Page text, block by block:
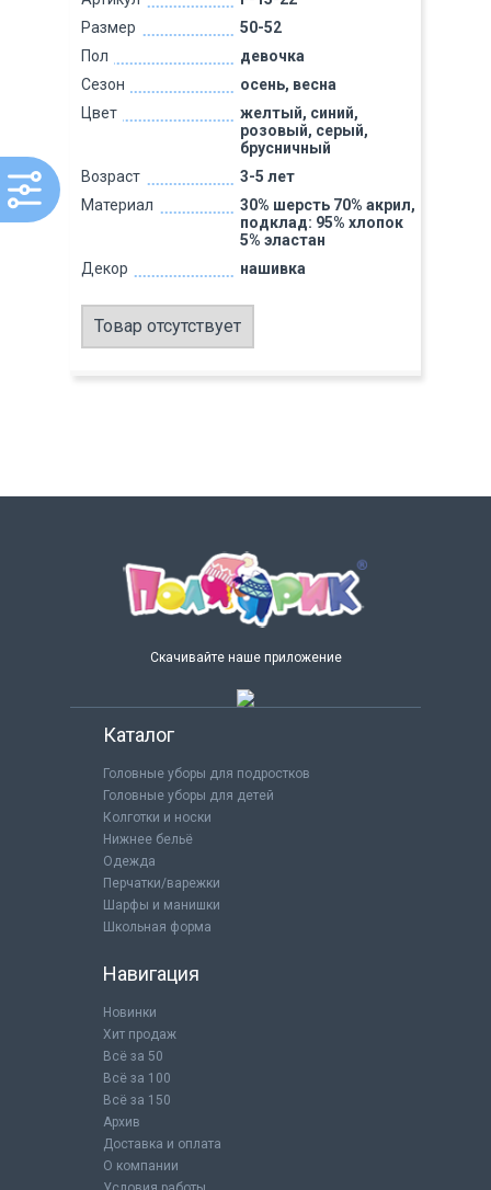
Размер
50-52
Пол
девочка
Сезон
осень, весна
Цвет
желтый, синий,
розовый, серый,
брусничный
Возраст
3-5 лет
Материал
30% шерсть 70% акрил,
подклад: 95% хлопок
5% эластан
Декор
нашивка
Товар отсутствует
Скачивайте наше приложение
Каталог
Головные уборы для подростков
Головные уборы для детей
Колготки и носки
Нижнее бельё
Одежда
Перчатки/варежки
Шарфы и манишки
Школьная форма
Навигация
Новинки
Хит продаж
Всё за 50
Всё за 100
Всё за 150
Архив
Доставка и оплата
О компании